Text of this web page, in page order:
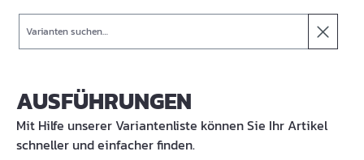
AUSFÜHRUNGEN
Mit Hilfe unserer Variantenliste können Sie Ihr Artikel
schneller und einfacher finden.